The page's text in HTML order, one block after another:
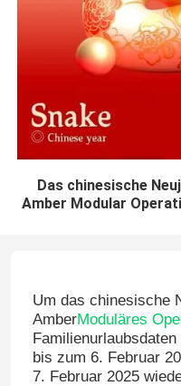
Das chinesische
Amber Modular
Um das chinesische
AmberModuläres
bis zum 6. Februar
7. Februar 2025